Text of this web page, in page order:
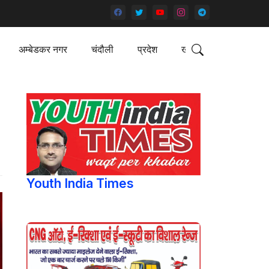
अम्बेडकर नगर चंदौली प्रदेश खेल
Youth India Times